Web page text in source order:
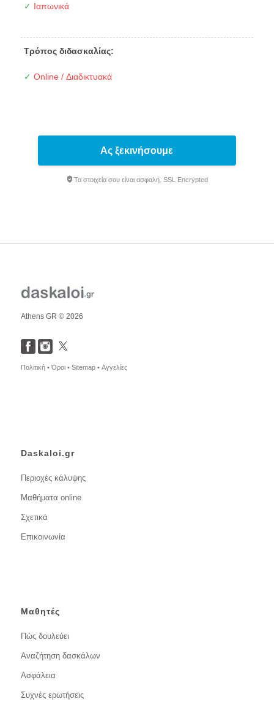
✓ Ιαπωνικά
Τρόπος διδασκαλίας:
✓ Online / Διαδικτυακά
Ας ξεκινήσουμε
Τα στοιχεία σου είναι ασφαλή. SSL Encrypted
Athens GR © 2026
Πολιτική •Όροι • Sitemap • Αγγελίες
Daskaloi.gr
Περιοχές κάλυψης
Μαθήματα online
Σχετικά
Επικοινωνία
Μαθητές
Πώς δουλεύει
Αναζήτηση δασκάλων
Ασφάλεια
Συχνές ερωτήσεις